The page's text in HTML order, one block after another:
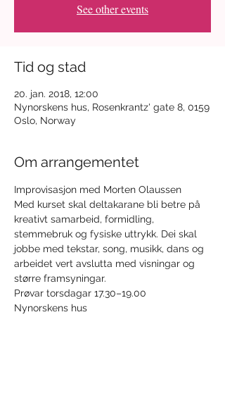
See other events
Tid og stad
20. jan. 2018, 12:00
Nynorskens hus, Rosenkrantz' gate 8, 0159
Oslo, Norway
Om arrangementet
Improvisasjon med Morten Olaussen
Med kurset skal deltakarane bli betre på
kreativt samarbeid, formidling,
stemmebruk og fysiske uttrykk. Dei skal
jobbe med tekstar, song, musikk, dans og
arbeidet vert avslutta med visningar og
større framsyningar.
Prøvar torsdagar 17.30–19.00
Nynorskens hus